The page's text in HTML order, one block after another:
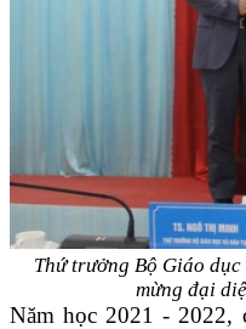
Thứ trưởng Bộ Giáo
mừng đại
Năm học 2021 - 2022,